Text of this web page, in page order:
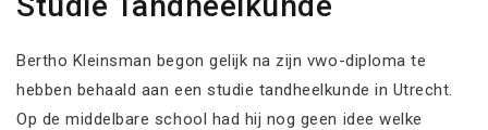
Bertho Kleinsman begon gelijk na zijn vwo-diploma te
hebben behaald aan een studie tandheelkunde in Utrecht.
Op de middelbare school had hij nog geen idee welke